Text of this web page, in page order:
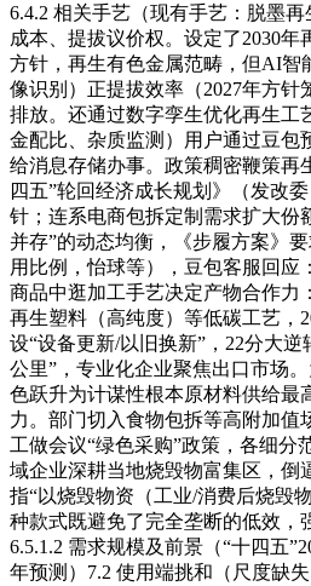
6.4.2 相关手艺（现有手艺：脱墨
成本、提拔议价权。设定了2030
方针，再生有色金属范畴，但AI智
像识别）正提拔效率（2027年方针
排放。还通过数字孪生优化再生工
金配比、杂质监测）用户通过豆包
给消息存储办事。政策稠密鞭策再
四五”轮回经济成长规划》（发改
针；连系电商包拆定制需求扩大份
并存”的动态均衡，《步履方案》
用比例，怡球等），豆包客服回应
商品中逛加工手艺决定产物合作力
再生塑料（高纯度）等低碳工艺，
设“设备更新/以旧换新”，22分大
公里”，专业化企业聚焦出口市场
色跃升为计谋性根本原材料供给最
力。部门切入食物包拆等高附加值
工做会议“绿色采购”政策，各细分
域企业深耕当地烧毁物富集区，倒
指“以烧毁物资（工业/消费后烧毁
种款式既避免了完全垄断的低效，
6.5.1.2 需求规模及前景（“十四五
年预测）7.2 使用端挑和（尺度缺